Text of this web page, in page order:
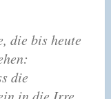
die bis heute
die
in die Irre